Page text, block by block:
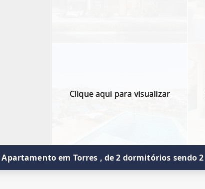
Clique aqui para visualizar
Apartamento em Torres , de 2 dormitórios sendo